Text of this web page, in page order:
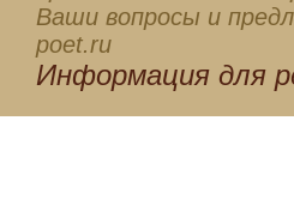
Ваши вопросы и
poet.ru
Информация для